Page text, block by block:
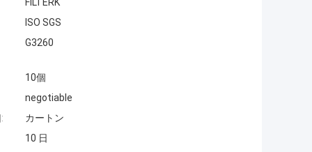
FILTERK
ISO SGS
G3260
10個
negotiable
カートン
10 日